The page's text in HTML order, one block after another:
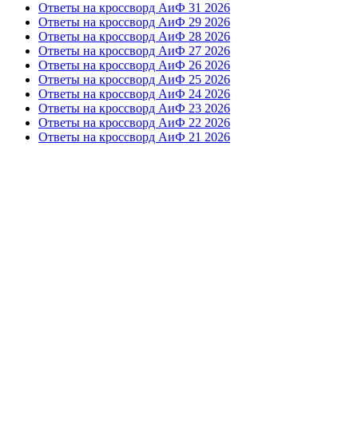
Ответы на кроссворд АиФ 31 2026
Ответы на кроссворд АиФ 29 2026
Ответы на кроссворд АиФ 28 2026
Ответы на кроссворд АиФ 27 2026
Ответы на кроссворд АиФ 26 2026
Ответы на кроссворд АиФ 25 2026
Ответы на кроссворд АиФ 24 2026
Ответы на кроссворд АиФ 23 2026
Ответы на кроссворд АиФ 22 2026
Ответы на кроссворд АиФ 21 2026